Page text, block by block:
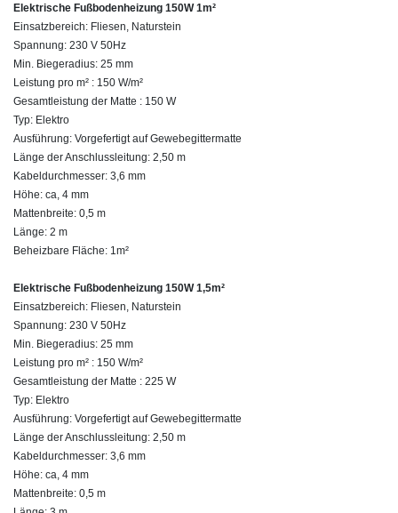
Elektrische Fußbodenheizung 150W 1m²
Einsatzbereich: Fliesen, Naturstein
Spannung: 230 V 50Hz
Min. Biegeradius: 25 mm
Leistung pro m² : 150 W/m²
Gesamtleistung der Matte : 150 W
Typ: Elektro
Ausführung: Vorgefertigt auf Gewebegittermatte
Länge der Anschlussleitung: 2,50 m
Kabeldurchmesser: 3,6 mm
Höhe: ca, 4 mm
Mattenbreite: 0,5 m
Länge: 2 m
Beheizbare Fläche: 1m²
Elektrische Fußbodenheizung 150W 1,5m²
Einsatzbereich: Fliesen, Naturstein
Spannung: 230 V 50Hz
Min. Biegeradius: 25 mm
Leistung pro m² : 150 W/m²
Gesamtleistung der Matte : 225 W
Typ: Elektro
Ausführung: Vorgefertigt auf Gewebegittermatte
Länge der Anschlussleitung: 2,50 m
Kabeldurchmesser: 3,6 mm
Höhe: ca, 4 mm
Mattenbreite: 0,5 m